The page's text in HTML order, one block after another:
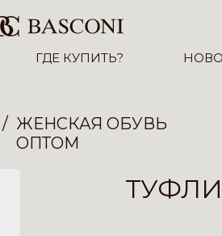
ГДЕ КУПИТЬ?
ЖЕНСКАЯ ОБУВЬ
ОПТОМ
ТУФЛИ